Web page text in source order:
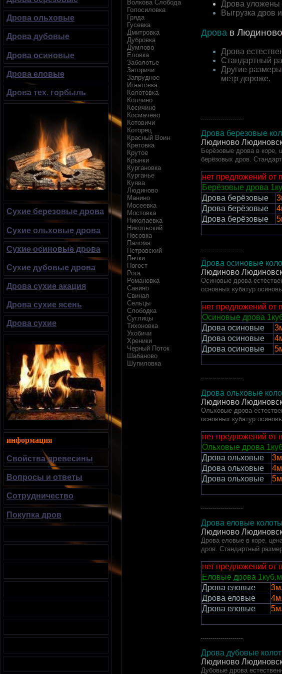
Волкова Слобода
Голосиловка
Гряда
Гусевка
Дмитровка
Дубровка
Думлово
Еловка
Заболотье
Загоричи
Запрудное
Игнатовка
Колотовка
Колчино
Косичино
Космачево
Котовичи
Которец
Красный Воин
Кретовка
Крутое
Крынки
Кургановка
Курганье
Куява
Людиново
Манино
Мосеевка
Мостовка
Николаевка
Никольский
Носовка
Палома
Петровский
Печки
Погост
Рога
Романовка
Савино
Свиная
Сельцы
Слободка
Суглицы
Тихоновка
Ухобичи
Хреники
Черный Поток
Шабаново
Шупиловка
Дрова
Выгрузка дров
Дрова в Людиново
Дрова
Стандартный
Другие размеры
метр дороже.
Дрова березовые
Людиново
Берёзовые дрова в коре,
берёзовых дров.
нет предложений от
Берёзовые дрова
Дрова берёзовые
Дрова берёзовые
Дрова берёзовые
Дрова осиновые
Людиново
Осиновые дрова
основных кубатур
нет предложений от
Осиновые дрова
Дрова осиновые
Дрова осиновые
Дрова осиновые
Дрова ольховые
Людиново
Ольховые дрова
основных кубатур
нет предложений от
Ольховые дрова
Дрова ольховые
Дрова ольховые
Дрова ольховые
Дрова еловые
Людиново
Дрова еловые в коре,
дров. Стандартный
нет предложений от
Еловые дрова
Дрова еловые
Дрова еловые
Дрова еловые
Дрова дубовые
Людиново
Дубовые дрова
Дрова ольховые
Дрова дубовые
Дрова осиновые
Дрова еловые
Дрова тех. горбыль
Сухие березовые дрова
Сухие ольховые дрова
Сухие осиновые дрова
Сухие дубовые дрова
Дрова сухие акация
Дрова сухие ясень
Дрова сухие
информация
Свойства древесины
Вопросы и ответы
Сотрудничество
Покупка дров